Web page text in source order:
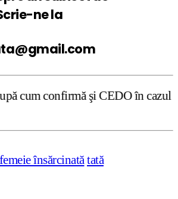
ne la
şi CEDO în cazul Handyside
femeie însărcinatătată